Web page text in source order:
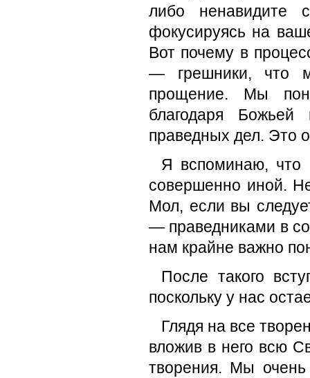
либо ненавидите
фокусируясь на
Вот почему в
— грешники, что
прощение. Мы
благодаря
праведных дел. Это
Я вспоминаю, что
совершенно иной.
Мол, если вы
— праведниками в
нам крайне важно
После такого
поскольку у нас
Глядя на все
вложив в него всю
творения. Мы